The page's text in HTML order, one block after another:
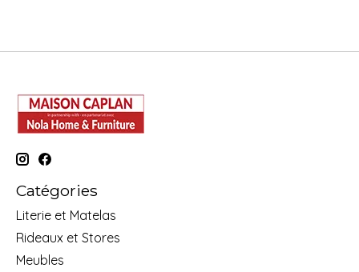
Catégories
Literie et Matelas
Rideaux et Stores
Meubles